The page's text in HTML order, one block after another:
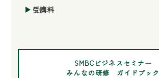
受講料
SMBCビジネスセミナー
みんなの研修 ガイドブック